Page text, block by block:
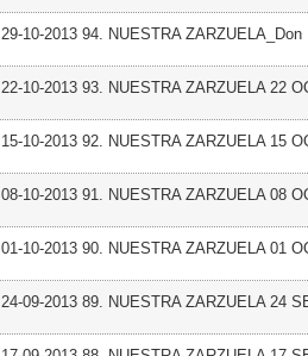
29-10-2013 94. NUESTRA ZARZUELA_Don
22-10-2013 93. NUESTRA ZARZUELA 22
15-10-2013 92. NUESTRA ZARZUELA 15
08-10-2013 91. NUESTRA ZARZUELA 08
01-10-2013 90. NUESTRA ZARZUELA 01
24-09-2013 89. NUESTRA ZARZUELA 24